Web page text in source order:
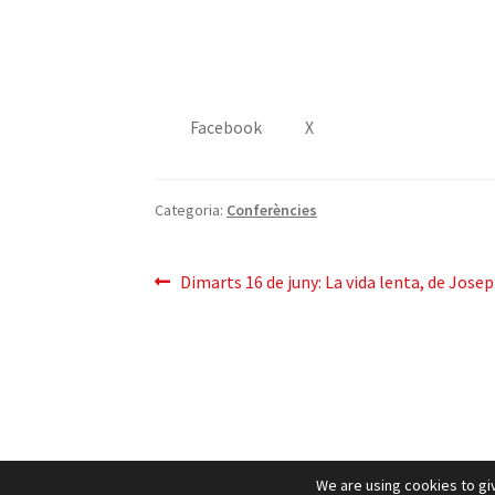
Facebook X
Categoria: Conferències
Navegació
Entrada
Dimarts 16 de juny: La vida lenta, de
We are using cookies to